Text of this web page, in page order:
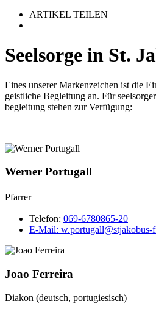
ARTIKEL TEILEN
Seelsorge in St.
Eines unserer Markenzeichen ist die
geistliche Begleitung an. Für
begleitung stehen zur Verfügung:
Werner Portugall
Pfarrer
Telefon: 069-6780865-20
E-Mail: w.portugall@stjakobus-
Joao Ferreira
Diakon (deutsch, portugiesisch)